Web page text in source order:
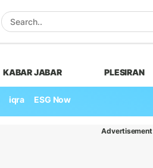
KABAR JABAR PLESIRAN
iqra ESG Now
Advertisement